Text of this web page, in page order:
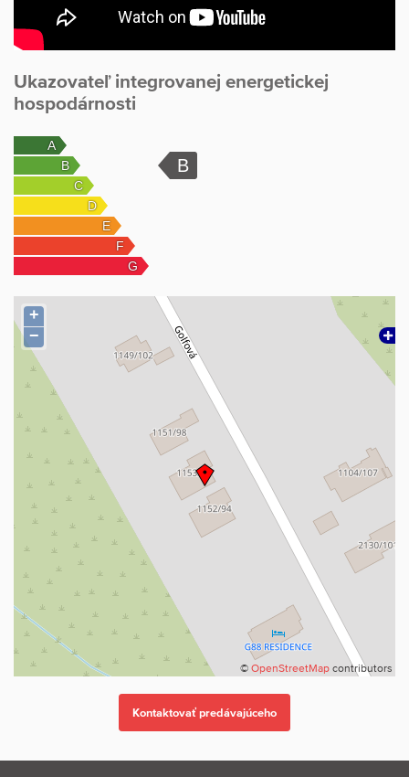
Ukazovateľ integrovanej energetickej
hospodárnosti
+
−
© OpenStreetMap contributors